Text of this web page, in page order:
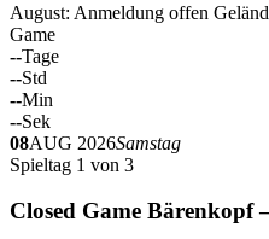
August: Anmeldung offen
Game
--Tage
--Std
--Min
--Sek
08AUG 2026Samstag
Spieltag 1 von 3
Closed Game Bärenkopf